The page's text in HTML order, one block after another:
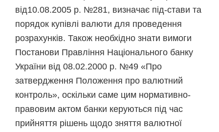
від10.08.2005 р. №281, визначає під-стави та
порядок купівлі валюти для проведення
розрахунків. Також необхідно знати вимоги
Постанови Правління Національного банку
України від 08.02.2000 р. №49 «Про
затвердження Положення про валютний
контроль», оскільки саме цим нормативно-
правовим актом банки керуються під час
прийняття рішень щодо зняття валютної